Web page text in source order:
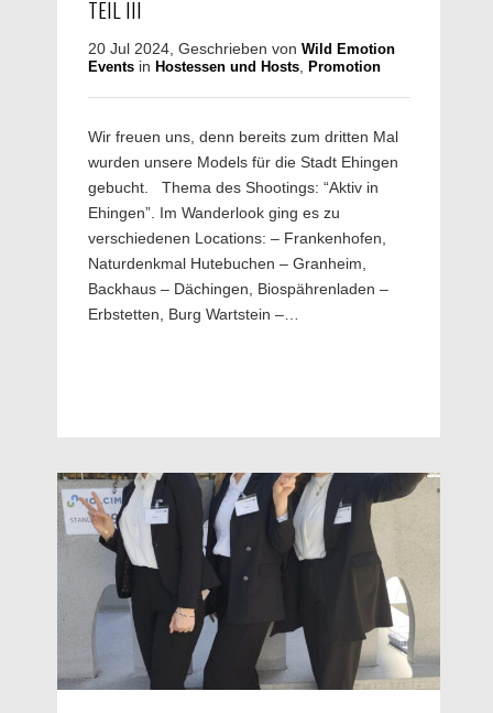
TEIL III
20 Jul 2024, Geschrieben von Wild Emotion
Events in Hostessen und Hosts, Promotion
Wir freuen uns, denn bereits zum dritten Mal
wurden unsere Models für die Stadt Ehingen
gebucht. Thema des Shootings: “Aktiv in
Ehingen”. Im Wanderlook ging es zu
verschiedenen Locations: – Frankenhofen,
Naturdenkmal Hutebuchen – Granheim,
Backhaus – Dächingen, Biospährenladen –
Erbstetten, Burg Wartstein –…